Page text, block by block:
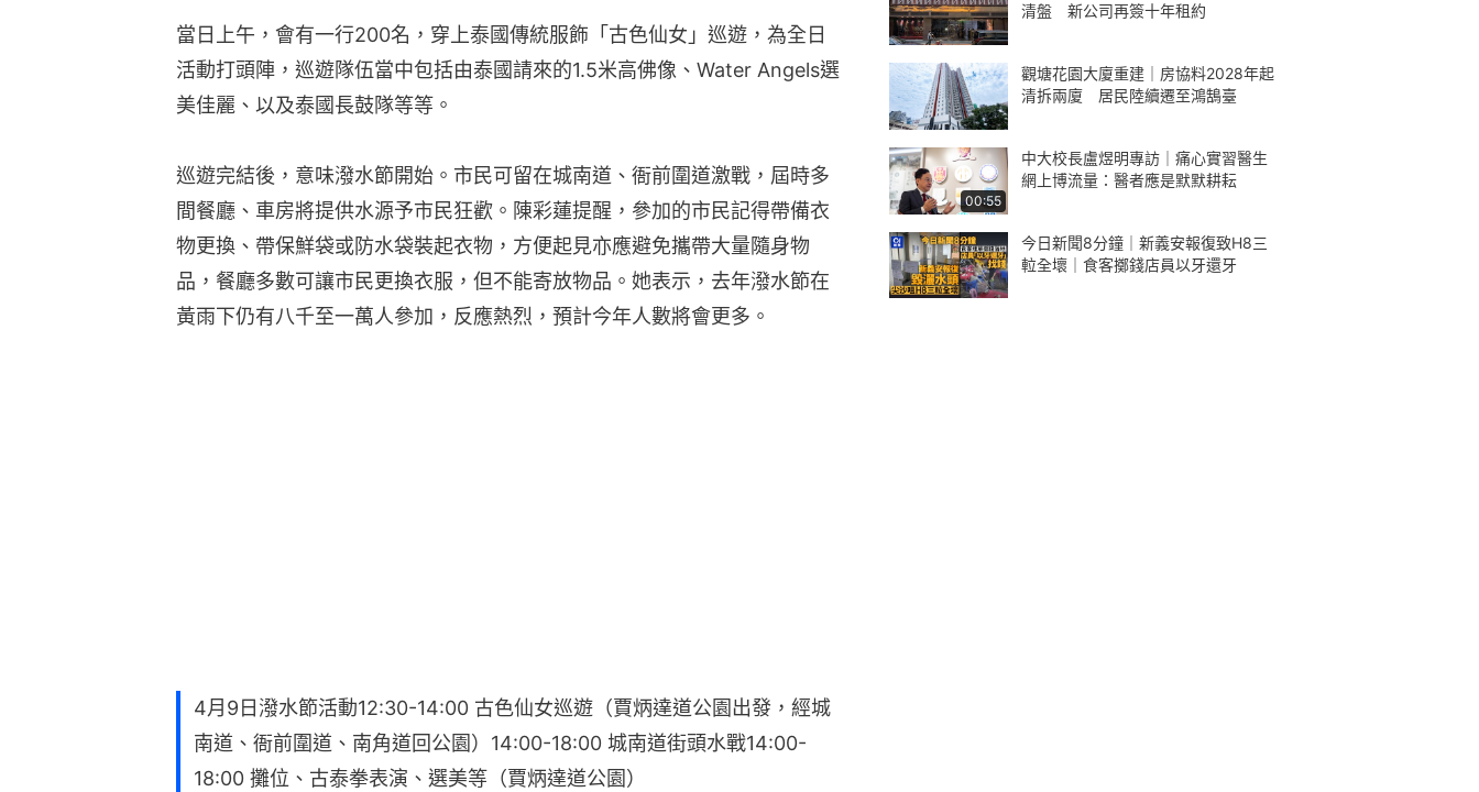
當日上午，會有一行200名，穿上泰國傳統服飾「古色仙女」巡遊，為全日
活動打頭陣，巡遊隊伍當中包括由泰國請來的1.5米高佛像、Water Angels選
美佳麗、以及泰國長鼓隊等等。
巡遊完結後，意味潑水節開始。市民可留在城南道、衙前圍道激戰，屆時多
間餐廳、車房將提供水源予市民狂歡。陳彩蓮提醒，參加的市民記得帶備衣
物更換、帶保鮮袋或防水袋裝起衣物，方便起見亦應避免攜帶大量隨身物
品，餐廳多數可讓市民更換衣服，但不能寄放物品。她表示，去年潑水節在
黃雨下仍有八千至一萬人參加，反應熱烈，預計今年人數將會更多。
4月9日潑水節活動12:30-14:00 古色仙女巡遊（賈炳達道公園出發，經城
南道、衙前圍道、南角道回公園）14:00-18:00 城南道街頭水戰14:00-
18:00 攤位、古泰拳表演、選美等（賈炳達道公園）
清盤 新公司再簽十年租約
觀塘花園大廈重建｜房協料2028年起
清拆兩廈 居民陸續遷至鴻鵠臺
00:55
中大校長盧煜明專訪｜痛心實習醫生
網上博流量：醫者應是默默耕耘
今日新聞8分鐘｜新義安報復致H8三
𨋢全壞｜食客擲錢店員以牙還牙